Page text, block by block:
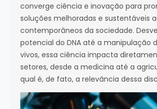
converge ciência e inovação para
soluções melhoradas e sustentáveis
contemporâneos da sociedade.
potencial do DNA até a manipulação
vivos, essa ciência impacta
setores, desde a medicina até a
qual é, de fato, a relevância dessa